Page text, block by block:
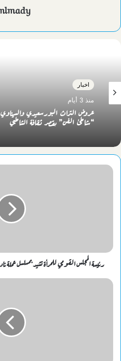
اخبار
منذ 3 أيام
عروض التراث البورسعيدي
“شاطئ الفن” بقصر ثقافة الشاطبي
رئيسة المجلس القومي للمرأة تشيد بمسلسل عملة